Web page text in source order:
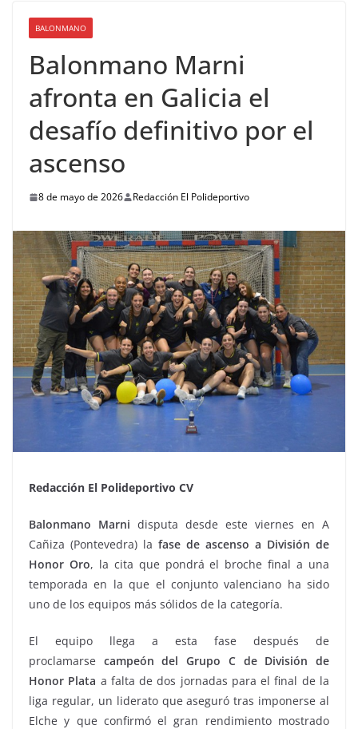
BALONMANO
Balonmano Marni
afronta en Galicia el
desafío definitivo por el
ascenso
8 de mayo de 2026 Redacción El Polideportivo
Redacción El Polideportivo CV
Balonmano Marni disputa desde este viernes en A
Cañiza (Pontevedra) la fase de ascenso a División de
Honor Oro, la cita que pondrá el broche final a una
temporada en la que el conjunto valenciano ha sido
uno de los equipos más sólidos de la categoría.
El equipo llega a esta fase después de
proclamarse campeón del Grupo C de División de
Honor Plata a falta de dos jornadas para el final de la
liga regular, un liderato que aseguró tras imponerse al
Elche y que confirmó el gran rendimiento mostrado